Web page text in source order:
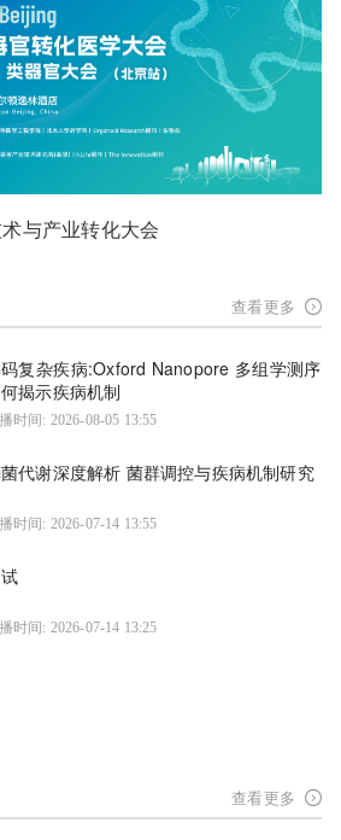
与产业转化大会
查看更多
复杂疾病:Oxford Nanopore 多组学测序
揭示疾病机制
时间: 2026-08-05 13:55
代谢深度解析 菌群调控与疾病机制研究
时间: 2026-07-14 13:55
时间: 2026-07-14 13:25
查看更多